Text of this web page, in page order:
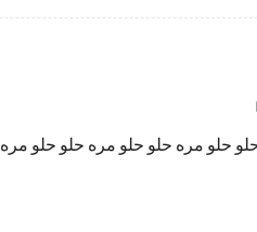
حلو مره حلو حلو مره حلو حلو مره